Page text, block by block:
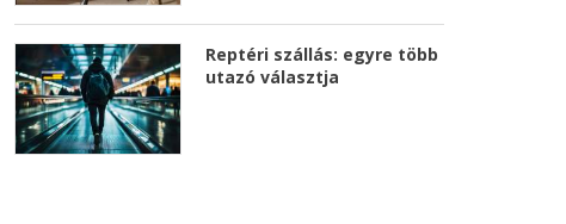
Reptéri szállás: egyre több
utazó választja